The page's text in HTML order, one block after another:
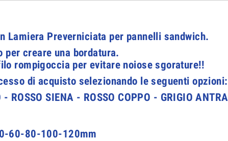
Lamiera Preverniciata per pannelli sandwich.
creare una bordatura.
rompigoccia per evitare noiose sgorature!!
di acquisto selezionando le seguenti opzioni:
ROSSO SIENA - ROSSO COPPO - GRIGIO
60-80-100-120mm